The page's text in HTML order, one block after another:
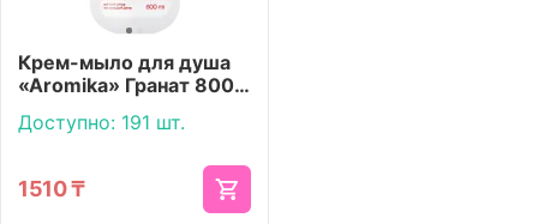
Крем-мыло для душа
«Aromika» Гранат 800
Доступно: 191 шт.
1510₸